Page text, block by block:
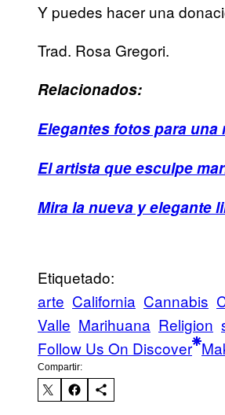
Y puedes hacer una
Trad. Rosa Gregori.
Relacionados:
Elegantes fotos para
El artista que esculpe
Mira la nueva y elegante
Etiquetado:
arte California Cannabis
Valle Marihuana Religion
Follow Us On Discover
Compartir: